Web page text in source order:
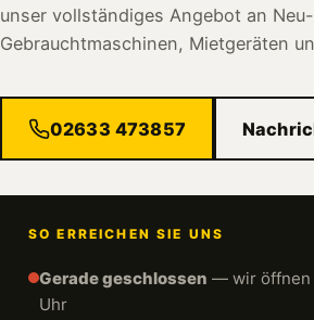
unser vollständiges Angebot an
Gebrauchtmaschinen, Mietgeräten
02633 473857
SO ERREICHEN SIE UNS
Gerade geschlossen — wir öffnen
Uhr